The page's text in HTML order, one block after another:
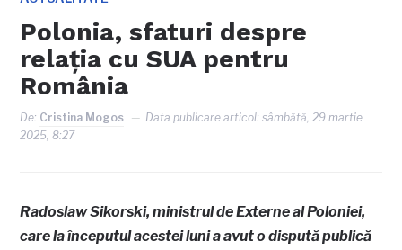
Polonia, sfaturi despre
relația cu SUA pentru
România
De: Cristina Mogos Data publicare articol:sâmbătă, 29 martie
2025, 8:27
Radoslaw Sikorski, ministrul de Externe al Poloniei,
care la începutul acestei luni a avut o dispută publică